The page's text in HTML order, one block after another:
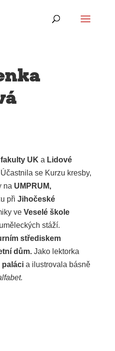
UK a Lidové
se Kurzu kresby,
na UMPRUM,
při Jihočeské
ve Veselé škole
stáží.
střediskem
dům.Jako lektorka
palácia ilustrovala básně